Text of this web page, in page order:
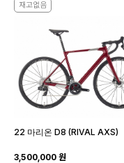
재고없음
22 마리온 D8 (RIVAL AXS)
3,500,000 원